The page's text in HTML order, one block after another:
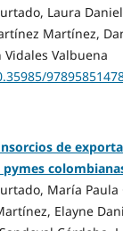
Laura
Martínez,
Valbuena
de
María Paula
Elayne